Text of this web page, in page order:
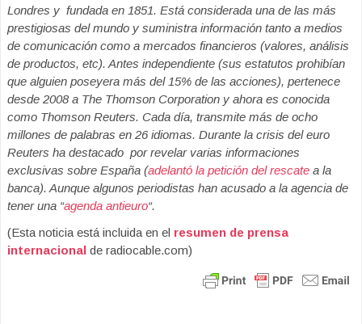
Londres y fundada en 1851. Está considerada una de las más
prestigiosas del mundo y suministra información tanto a medios
de comunicación como a mercados financieros (valores, análisis
de productos, etc). Antes independiente (sus estatutos prohibían
que alguien poseyera más del 15% de las acciones), pertenece
desde 2008 a The Thomson Corporation y ahora es conocida
como Thomson Reuters. Cada día, transmite más de ocho
millones de palabras en 26 idiomas. Durante la crisis del euro
Reuters ha destacado por revelar varias informaciones
exclusivas sobre España (adelantó la petición del rescate a la
banca). Aunque algunos periodistas han acusado a la agencia de
tener una “agenda antieuro“.
(Esta noticia está incluida en el resumen de prensa
internacional de radiocable.com)